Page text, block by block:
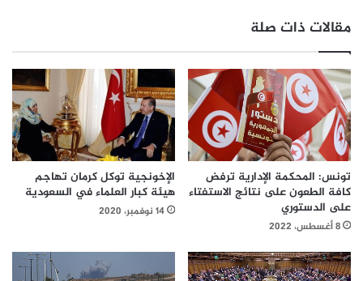
مقالات ذات صلة
تونس: المحكمة الإدارية ترفض
كافة الطعون على نتائج الاستفتاء
على الدستوري
8 أغسطس، 2022
الإخونجية توكل كرمان تهاجم
هيئة كبار العلماء في السعودية
14 نوفمبر، 2020